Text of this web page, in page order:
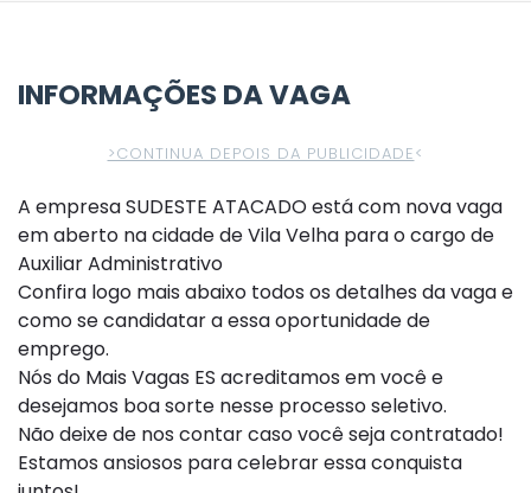
INFORMAÇÕES DA VAGA
>CONTINUA DEPOIS DA PUBLICIDADE<
A empresa SUDESTE ATACADO está com nova vaga
em aberto na cidade de Vila Velha para o cargo de
Auxiliar Administrativo
Confira logo mais abaixo todos os detalhes da vaga e
como se candidatar a essa oportunidade de
emprego.
Nós do Mais Vagas ES acreditamos em você e
desejamos boa sorte nesse processo seletivo.
Não deixe de nos contar caso você seja contratado!
Estamos ansiosos para celebrar essa conquista